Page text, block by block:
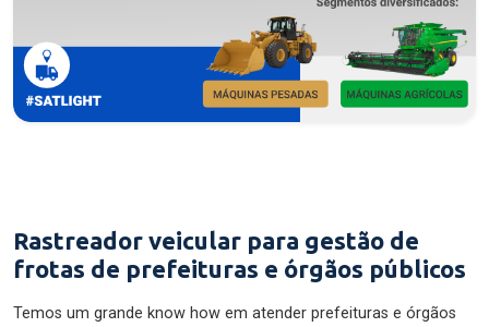
Rastreador veicular para gestão de
frotas de prefeituras e órgãos públicos
Temos um grande know how em atender prefeituras e órgãos